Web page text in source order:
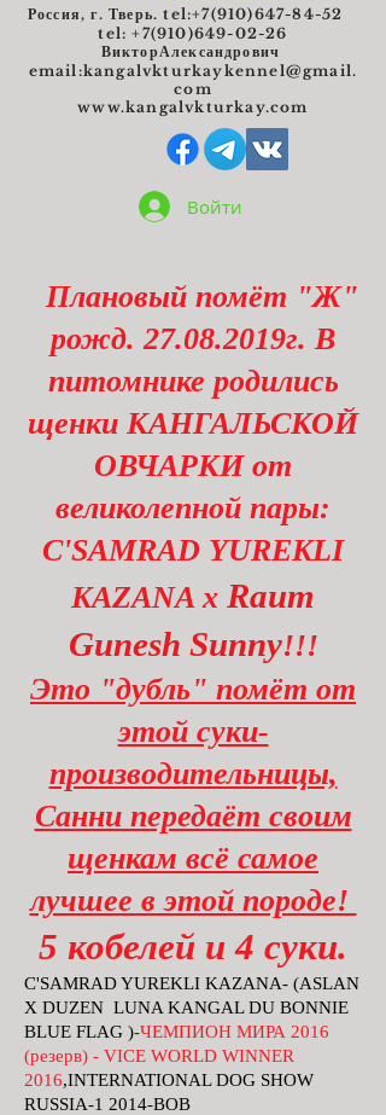
Россия, г. Тверь. tel:+7(910)647-84-52
tel: +7(910)649-02-26
ВикторАлександрович
email:kangalvkturkaykennel@gmail.
com
www.kangalvkturkay.com
Войти
Плановый помёт "Ж"
рожд.27.08.2019г. В
питомнике родились
щенки КАНГАЛЬСКОЙ
ОВЧАРКИ от
великолепной пары:
C'SAMRAD YUREKLI
KAZANA x Raum
Gunesh Sunny!!!
Это "дубль" помёт от
этой суки-
производительницы,
Санни передаёт своим
щенкам всё самое
лучшее в этой породе!
5 кобелей и 4 суки.
C'SAMRAD YUREKLI KAZANA- (ASLAN
X DUZEN LUNA KANGAL DU BONNIE
BLUE FLAG )-ЧЕМПИОН МИРА 2016
(резерв) - VICE WORLD WINNER
2016,INTERNATIONAL DOG SHOW
RUSSIA-1 2014-BOB